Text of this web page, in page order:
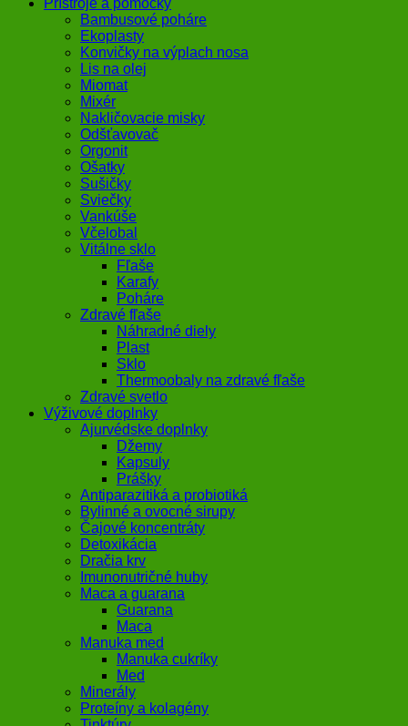
Prístroje a pomôcky
Bambusové poháre
Ekoplasty
Konvičky na výplach nosa
Lis na olej
Miomat
Mixér
Nakličovacie misky
Odšťavovač
Orgonit
Ošatky
Sušičky
Sviečky
Vankúše
Včelobal
Vitálne sklo
Fľaše
Karafy
Poháre
Zdravé fľaše
Náhradné diely
Plast
Sklo
Thermoobaly na zdravé fľaše
Zdravé svetlo
Výživové doplnky
Ajurvédske doplnky
Džemy
Kapsuly
Prášky
Antiparazitiká a probiotiká
Bylinné a ovocné sirupy
Čajové koncentráty
Detoxikácia
Dračia krv
Imunonutričné huby
Maca a guarana
Guarana
Maca
Manuka med
Manuka cukríky
Med
Minerály
Proteíny a kolagény